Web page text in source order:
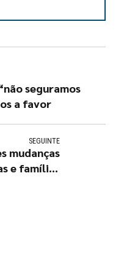
seguramos
a favor
SEGUINTE
mudanças
e famílias